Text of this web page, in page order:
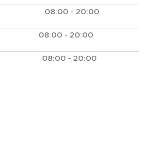
08:00 - 20:00
08:00 - 20:00
08:00 - 20:00